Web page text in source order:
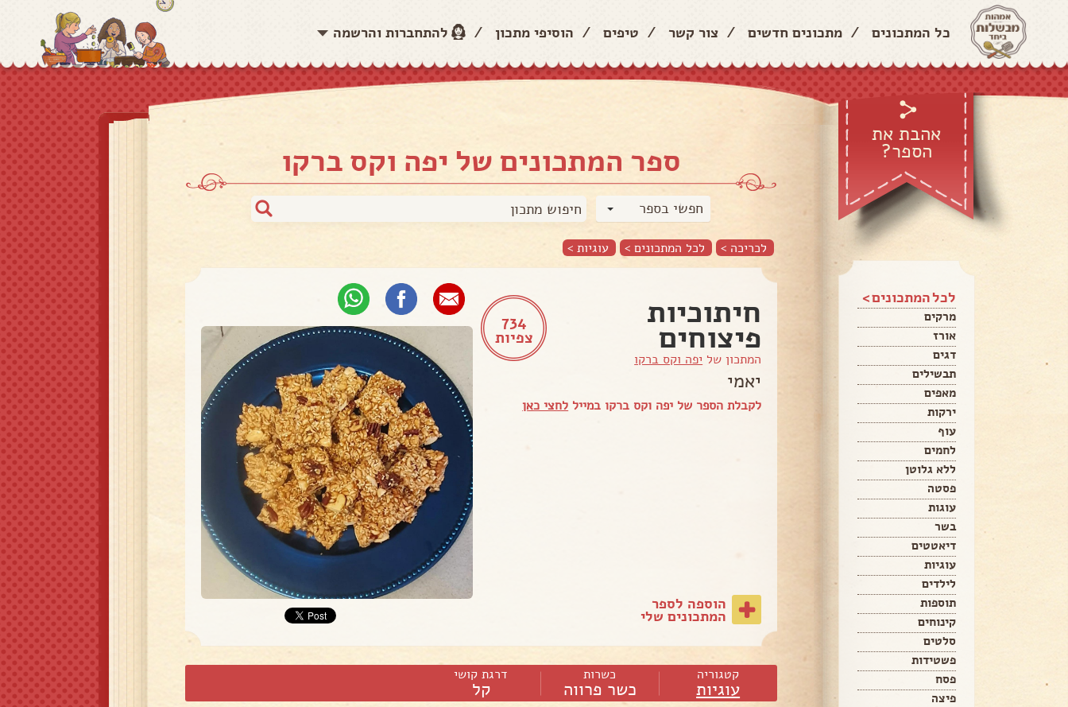
כל המתכונים / מתכונים חדשים / צור קשר / טיפים / הוסיפי מתכון / להתחברות והרשמה
אהבת את
הספר?
לכל המתכונים >
מרקים
אורז
דגים
תבשילים
מאפים
ירקות
עוף
לחמים
ללא גלוטן
פסטה
עוגות
בשר
דיאטטים
עוגיות
לילדים
תוספות
קינוחים
סלטים
פשטידות
פסח
פיצה
ספר המתכונים של יפה וקס ברקו
חפשי בספר
לכריכה > לכל המתכונים > עוגיות >
734
צפיות
חיתוכיות
פיצוחים
המתכון של יפה וקס ברקו
יאמי
לקבלת הספר של יפה וקס ברקו במייל לחצי כאן
הוספה לספר
המתכונים שלי
קטגוריה
עוגיות
כשרות
כשר פרווה
דרגת קושי
קל